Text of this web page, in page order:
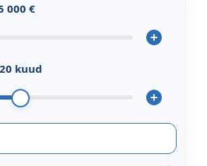
000 €
kuud